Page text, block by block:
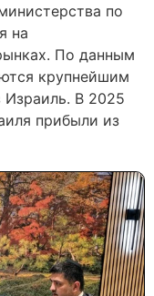
по
на
По данным
крупнейшим
Израиль. В 2025
прибыли из